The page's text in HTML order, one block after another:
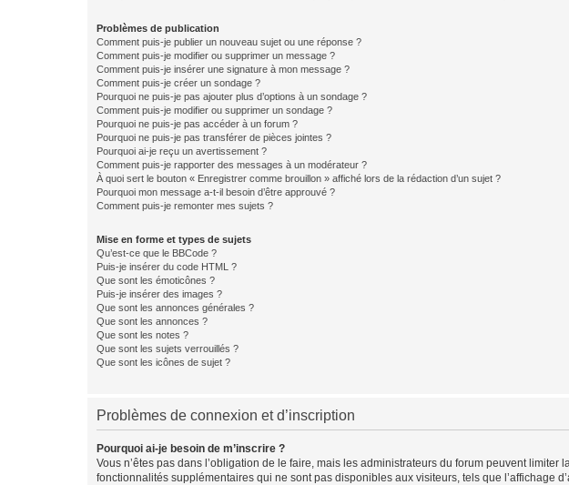
Problèmes de publication
Comment puis-je publier un nouveau sujet ou une réponse ?
Comment puis-je modifier ou supprimer un message ?
Comment puis-je insérer une signature à mon message ?
Comment puis-je créer un sondage ?
Pourquoi ne puis-je pas ajouter plus d’options à un sondage ?
Comment puis-je modifier ou supprimer un sondage ?
Pourquoi ne puis-je pas accéder à un forum ?
Pourquoi ne puis-je pas transférer de pièces jointes ?
Pourquoi ai-je reçu un avertissement ?
Comment puis-je rapporter des messages à un modérateur ?
À quoi sert le bouton « Enregistrer comme brouillon » affiché lors de la rédaction d’un sujet ?
Pourquoi mon message a-t-il besoin d’être approuvé ?
Comment puis-je remonter mes sujets ?
Mise en forme et types de sujets
Qu’est-ce que le BBCode ?
Puis-je insérer du code HTML ?
Que sont les émoticônes ?
Puis-je insérer des images ?
Que sont les annonces générales ?
Que sont les annonces ?
Que sont les notes ?
Que sont les sujets verrouillés ?
Que sont les icônes de sujet ?
Problèmes de connexion et d’inscription
Pourquoi ai-je besoin de m’inscrire ?
Vous n’êtes pas dans l’obligation de le faire, mais les administrateurs du forum peuvent
fonctionnalités supplémentaires qui ne sont pas disponibles aux visiteurs, tels que l’affichage